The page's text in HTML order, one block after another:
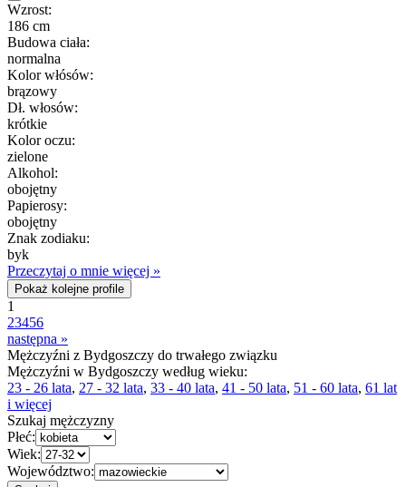
Wzrost:
186 cm
Budowa ciała:
normalna
Kolor włósów:
brązowy
Dł. włosów:
krótkie
Kolor oczu:
zielone
Alkohol:
obojętny
Papierosy:
obojętny
Znak zodiaku:
byk
Przeczytaj o mnie więcej »
Pokaż kolejne profile
1
23456
następna »
Mężczyźni z Bydgoszczy do trwałego związku
Mężczyźni w Bydgoszczy według wieku:
23 - 26 lata, 27 - 32 lata, 33 - 40 lata, 41 - 50 lata, 51 - 60 lata, 61 lat
i więcej
Szukaj mężczyzny
Płeć:
Wiek:
Województwo: